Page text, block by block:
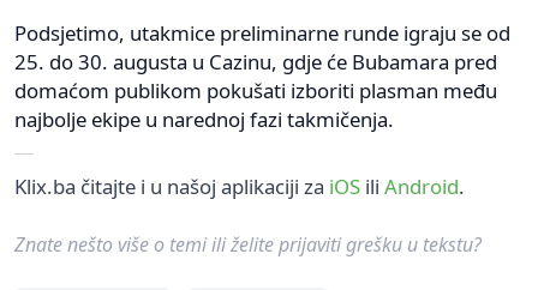
Podsjetimo, utakmice preliminarne runde igraju se od
25. do 30. augusta u Cazinu, gdje će Bubamara pred
domaćom publikom pokušati izboriti plasman među
najbolje ekipe u narednoj fazi takmičenja.
Klix.ba čitajte i u našoj aplikaciji za iOS ili Android.
Znate nešto više o temi ili želite prijaviti grešku u tekstu?